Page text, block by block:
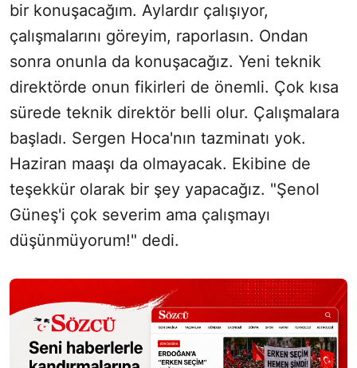
bir konuşacağım. Aylardır çalışıyor,
çalışmalarını göreyim, raporlasın. Ondan
sonra onunla da konuşacağız. Yeni teknik
direktörde onun fikirleri de önemli. Çok kısa
sürede teknik direktör belli olur. Çalışmalara
başladı. Sergen Hoca'nın tazminatı yok.
Haziran maaşı da olmayacak. Ekibine de
teşekkür olarak bir şey yapacağız. "Şenol
Güneş'i çok severim ama çalışmayı
düşünmüyorum!" dedi.